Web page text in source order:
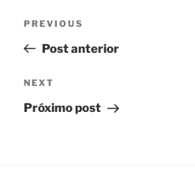
Post
Previous
Post
PREVIOUS
Post anterior
Next
Post
NEXT
Próximo post